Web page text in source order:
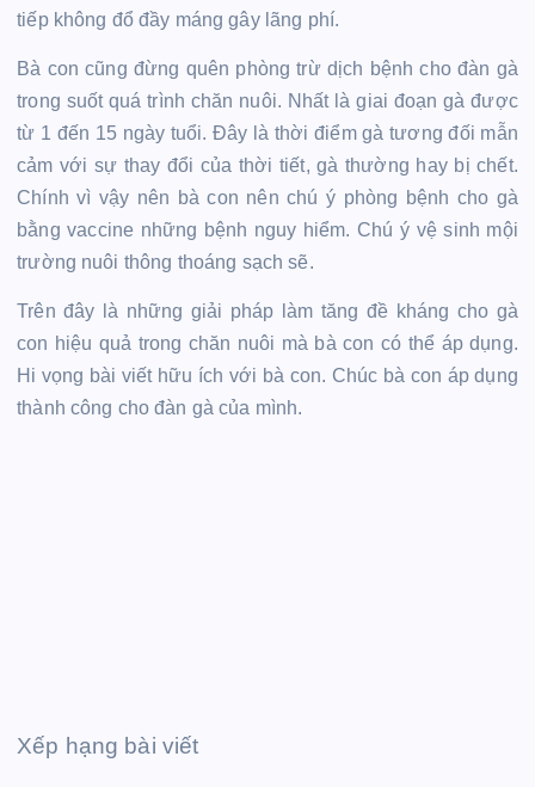
tiếp không đổ đầy máng gây lãng phí.
Bà con cũng đừng quên phòng trừ dịch bệnh cho đàn gà
trong suốt quá trình chăn nuôi. Nhất là giai đoạn gà được
từ 1 đến 15 ngày tuổi. Đây là thời điểm gà tương đối mẫn
cảm với sự thay đổi của thời tiết, gà thường hay bị chết.
Chính vì vậy nên bà con nên chú ý phòng bệnh cho gà
bằng vaccine những bệnh nguy hiểm. Chú ý vệ sinh mội
trường nuôi thông thoáng sạch sẽ.
Trên đây là những giải pháp làm tăng đề kháng cho gà
con hiệu quả trong chăn nuôi mà bà con có thể áp dụng.
Hi vọng bài viết hữu ích với bà con. Chúc bà con áp dụng
thành công cho đàn gà của mình.
Xếp hạng bài viết